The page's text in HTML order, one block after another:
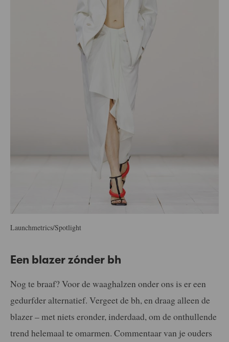
Launchmetrics/Spotlight
Een blazer zónder bh
Nog te braaf? Voor de waaghalzen onder ons is er een
gedurfder alternatief. Vergeet de bh, en draag alleen de
blazer – met niets eronder, inderdaad, om de onthullende
trend helemaal te omarmen. Commentaar van je ouders